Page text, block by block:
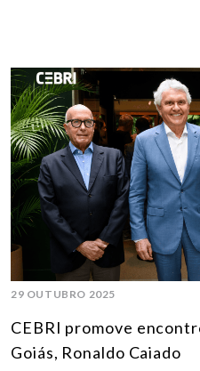
29 OUTUBRO 2025
CEBRI promove
Goiás, Ronaldo Caiado